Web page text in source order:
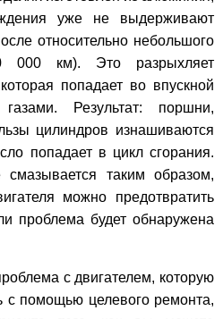
уже не выдерживают
относительно небольшого
000 км). Это разрыхляет
попадает во впускной
Результат: поршни,
цилиндров изнашиваются
попадает в цикл сгорания.
смазывается таким образом,
можно предотвратить
проблема будет обнаружена
с двигателем, которую
с помощью целевого ремонта,